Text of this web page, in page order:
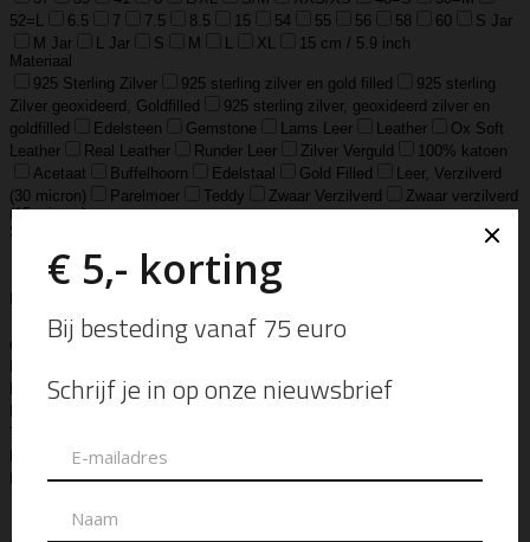
52=L
6.5 7 7.5 8.5 15 54 55 56 58 60
S Jar
M Jar
L Jar S M L XL
15 cm / 5.9 inch
Materiaal
925 Sterling Zilver
925 sterling zilver en gold filled
925 sterling
Zilver geoxideerd, Goldfilled
925 sterling zilver, geoxideerd zilver en
goldfilled
Edelsteen Gemstone Lams Leer Leather
Ox Soft
Leather
Real Leather Runder Leer Zilver Verguld
100% katoen
Acetaat
Buffelhoorn Edelstaal Gold Filled
Leer, Verzilverd
(30 micron)
Parelmoer Teddy Zwaar Verzilverd
Zwaar verzilverd
(15 micron)
Soort
Accessoires
Armband Armbandje
Avondtasje
Bandana Beanie
Clutch
Creditcard Houder Creditcard Wallet
de Parfum
Enkelbandje Enveloptas
Bodywash
Handschoen Handtas Hanger Heuptas
Tasje
Navulling Reed Diffuser
Diffuser
Riem Ring Rugtas Rugzak Sample Kit
Schoenen
Shopper
Sjaal